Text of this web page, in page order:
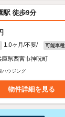
駅 徒歩9分
1.0ヶ月/不要/- 可能車種
庫県西宮市神呪町
ハウジング
物件詳細を見る